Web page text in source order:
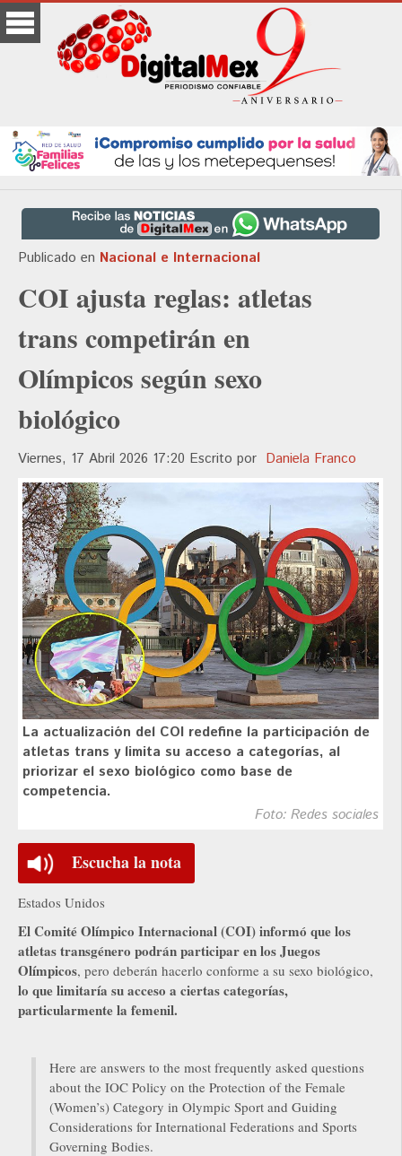
Publicado en Nacional e Internacional
COI ajusta reglas: atletas
trans competirán en
Olímpicos según sexo
biológico
Viernes, 17 Abril 2026 17:20 Escrito por Daniela Franco
La actualización del COI redefine la participación de
atletas trans y limita su acceso a categorías, al
priorizar el sexo biológico como base de
competencia.
Foto: Redes sociales
Escucha la nota
Estados Unidos
El Comité Olímpico Internacional (COI) informó que los
atletas transgénero podrán participar en los Juegos
Olímpicos, pero deberán hacerlo conforme a su sexo biológico,
lo que limitaría su acceso a ciertas categorías,
particularmente la femenil.
Here are answers to the most frequently asked questions
about the IOC Policy on the Protection of the Female
(Women’s) Category in Olympic Sport and Guiding
Considerations for International Federations and Sports
Governing Bodies.